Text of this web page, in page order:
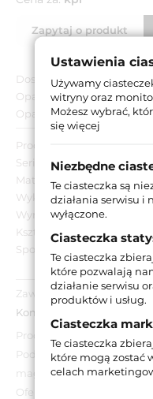
Zapytaj o produkt
Dostępność:
Opakowanie jednostkowe:
Opakowanie zbiorcze:
Producent:
Seria:
Materiał:
Wykończenie:
Wymiar szyldu:
Kształt szyldu:
Sposób montażu:
Zawartość opakowania:
Komplet szyldów,
Produkt wyprzedażowy.
Podana cena dotyczy
magazynie.
Oferta obowiązuje do
Ustawienia
Używamy
witryny oraz
Możesz wybrać,
się więcej
Niezbędne
Te ciasteczka są
działania serwisu i
wyłączone.
Ciasteczka
Te ciasteczka
które pozwalają
działanie serwisu
produktów i usług.
Ciasteczka
Te ciasteczka
które mogą zostać
celach